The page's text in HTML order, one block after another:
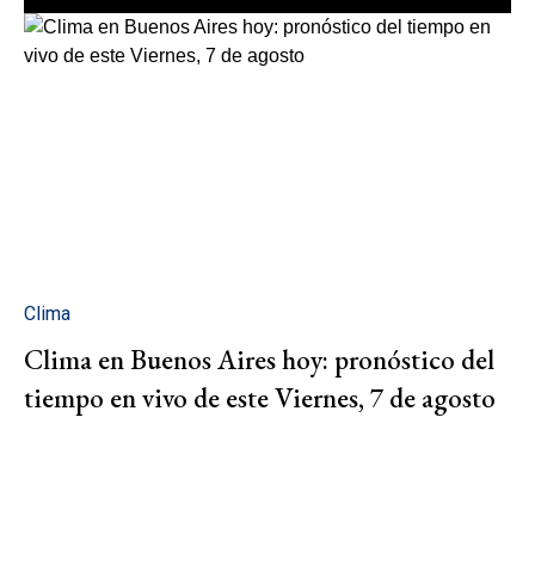
Clima
Clima en Buenos Aires hoy: pronóstico del
tiempo en vivo de este Viernes, 7 de agosto